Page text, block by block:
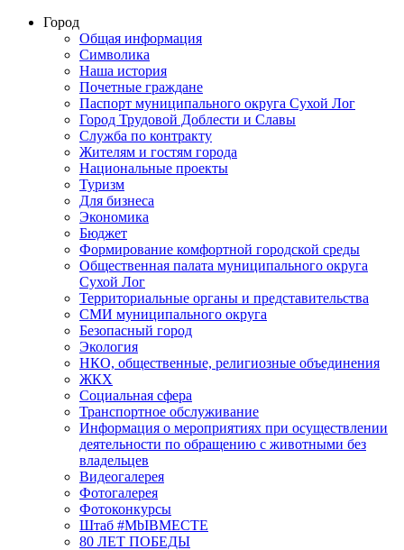
Город
Общая информация
Символика
Наша история
Почетные граждане
Паспорт муниципального округа Сухой Лог
Город Трудовой Доблести и Славы
Служба по контракту
Жителям и гостям города
Национальные проекты
Туризм
Для бизнеса
Экономика
Бюджет
Формирование комфортной городской среды
Общественная палата муниципального округа
Сухой Лог
Территориальные органы и представительства
СМИ муниципального округа
Безопасный город
Экология
НКО, общественные, религиозные объединения
ЖКХ
Социальная сфера
Транспортное обслуживание
Информация о мероприятиях при осуществлении
деятельности по обращению с животными без
владельцев
Видеогалерея
Фотогалерея
Фотоконкурсы
Штаб #MbIBMECTE
80 ЛЕТ ПОБЕДЫ